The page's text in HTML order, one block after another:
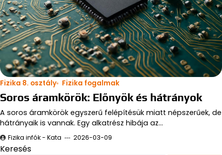
Fizika 8. osztály Fizika fogalmak
Soros áramkörök: Előnyök és hátrányok
A soros áramkörök egyszerű felépítésük miatt népszerűek, de
hátrányaik is vannak. Egy alkatrész hibája az…
Fizika infók - Kata 2026-03-09
Keresés